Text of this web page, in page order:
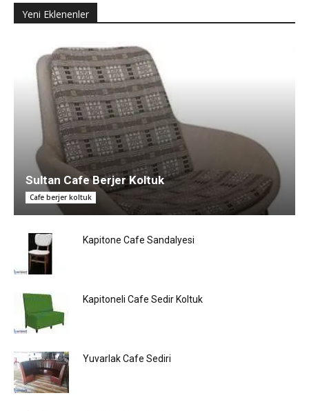
Yeni Eklenenler
Sultan Cafe Berjer Koltuk
Cafe berjer koltuk
Kapitone Cafe Sandalyesi
Kapitoneli Cafe Sedir Koltuk
Yuvarlak Cafe Sediri